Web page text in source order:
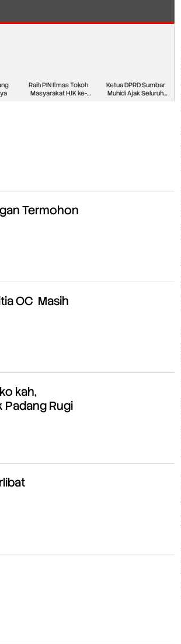
Raih PIN Emas Tokoh
Masyarakat HJK ke-
Ketua DPRD Sumbar
Muhidi Ajak Seluruh
Termohon
OC Masih
kah,
Padang Rugi